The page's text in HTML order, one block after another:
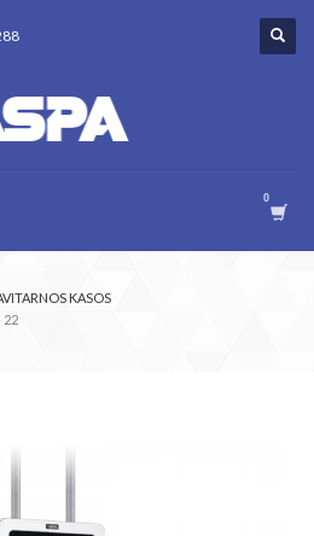
KASOS
22